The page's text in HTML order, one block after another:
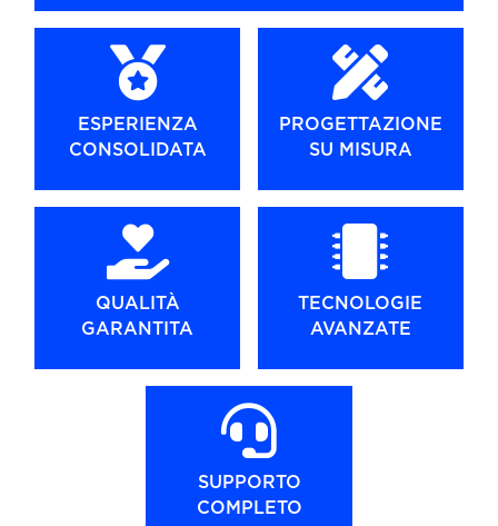
ESPERIENZA
CONSOLIDATA
PROGETTAZIONE
SU MISURA
QUALITÀ
GARANTITA
TECNOLOGIE
AVANZATE
SUPPORTO
COMPLETO